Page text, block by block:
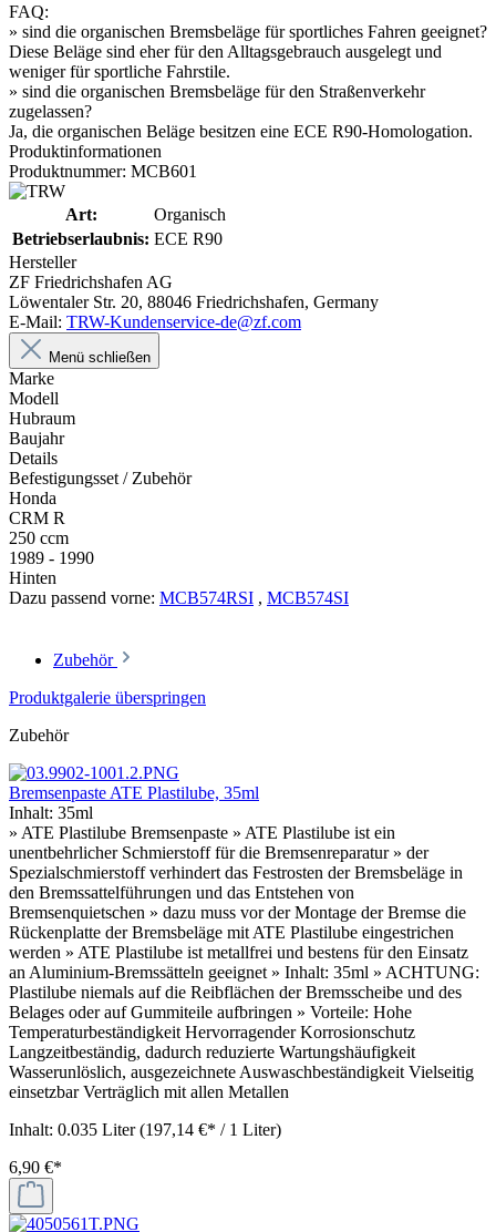
FAQ:
» sind die organischen Bremsbeläge für sportliches Fahren geeignet?
Diese Beläge sind eher für den Alltagsgebrauch ausgelegt und
weniger für sportliche Fahrstile.
» sind die organischen Bremsbeläge für den Straßenverkehr
zugelassen?
Ja, die organischen Beläge besitzen eine ECE R90-Homologation.
Produktinformationen
Produktnummer: MCB601
Art:
Organisch
Betriebserlaubnis: ECE R90
Hersteller
ZF Friedrichshafen AG
Löwentaler Str. 20, 88046 Friedrichshafen, Germany
E-Mail: TRW-Kundenservice-de@zf.com
Menü schließen
Marke
Modell
Hubraum
Baujahr
Details
Befestigungsset / Zubehör
Honda
CRM R
250 ccm
1989 - 1990
Hinten
Dazu passend vorne: MCB574RSI , MCB574SI
Zubehör
Produktgalerie überspringen
Zubehör
Bremsenpaste ATE Plastilube, 35ml
Inhalt: 35ml
» ATE Plastilube Bremsenpaste » ATE Plastilube ist ein
unentbehrlicher Schmierstoff für die Bremsenreparatur » der
Spezialschmierstoff verhindert das Festrosten der Bremsbeläge in
den Bremssattelführungen und das Entstehen von
Bremsenquietschen » dazu muss vor der Montage der Bremse die
Rückenplatte der Bremsbeläge mit ATE Plastilube eingestrichen
werden » ATE Plastilube ist metallfrei und bestens für den Einsatz
an Aluminium-Bremssätteln geeignet » Inhalt: 35ml » ACHTUNG:
Plastilube niemals auf die Reibflächen der Bremsscheibe und des
Belages oder auf Gummiteile aufbringen » Vorteile: Hohe
Temperaturbeständigkeit Hervorragender Korrosionschutz
Langzeitbeständig, dadurch reduzierte Wartungshäufigkeit
Wasserunlöslich, ausgezeichnete Auswaschbeständigkeit Vielseitig
einsetzbar Verträglich mit allen Metallen
Inhalt: 0.035 Liter(197,14 €* / 1 Liter)
6,90 €*